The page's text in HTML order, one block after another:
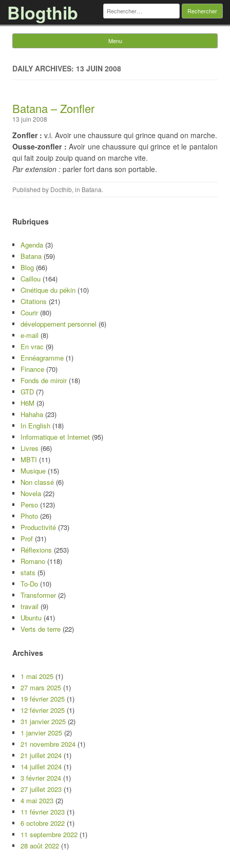
Blogthib Rechercher :
Menu
DAILY ARCHIVES: 13 JUIN 2008
Batana – Zonfler
13 juin 2008
Zonfler : v.i. Avoir une chaussure qui grince quand on marche.
Ousse-zonfler : Avoir une chaussure qui grince et le pantalon
qui fait zouip zouip quand on marche vite.
Par extension : parler fort dans son portable.
Published by Docthib, in Batana.
Rubriques
Agenda (3)
Batana (59)
Blog (66)
Caillou (164)
Cinétique du pékin (10)
Citations (21)
Courir(80)
développement personnel (6)
e-mail (8)
En vrac (9)
Ennéagramme (1)
Finance (70)
Fonds de miroir(18)
GTD (7)
H6M (3)
Hahaha (23)
In English (18)
Informatique et Internet (95)
Livres (66)
MBTI (11)
Musique (15)
Non classé (6)
Novela (22)
Perso (123)
Photo (26)
Productivité (73)
Prof (31)
Réflexions (253)
Romano (118)
stats (5)
To-Do (10)
Transformer(2)
travail (9)
Ubuntu (41)
Verts de terre (22)
Archives
1 mai 2025 (1)
27 mars 2025 (1)
19 février 2025 (1)
12 février 2025 (1)
31 janvier 2025 (2)
1 janvier 2025 (2)
21 novembre 2024 (1)
21 juillet 2024 (1)
14 juillet 2024 (1)
3 février 2024 (1)
27 juillet 2023 (1)
4 mai 2023 (2)
11 février 2023 (1)
6 octobre 2022 (1)
11 septembre 2022 (1)
28 août 2022 (1)